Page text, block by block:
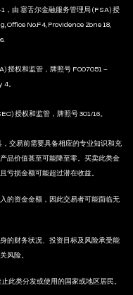
由 塞舌尔金融服务管理局 (FSA) 授
Office No.F4, Providence Zone 18,
授权和监管，牌照号 F007051 –
。
授权和监管，牌照号 301/16。
交易前需要具备相应的专业知识和充
品价值甚至可能降至零。买卖此类金
亏损金额可能超过潜在收益。
的资金金额，因此交易者可能面临无
的财务状况、投资目标及风险承受能
风险。
此类分发或使用的国家或地区居民。